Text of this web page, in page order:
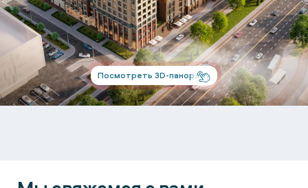
Посмотреть 3D-панораму